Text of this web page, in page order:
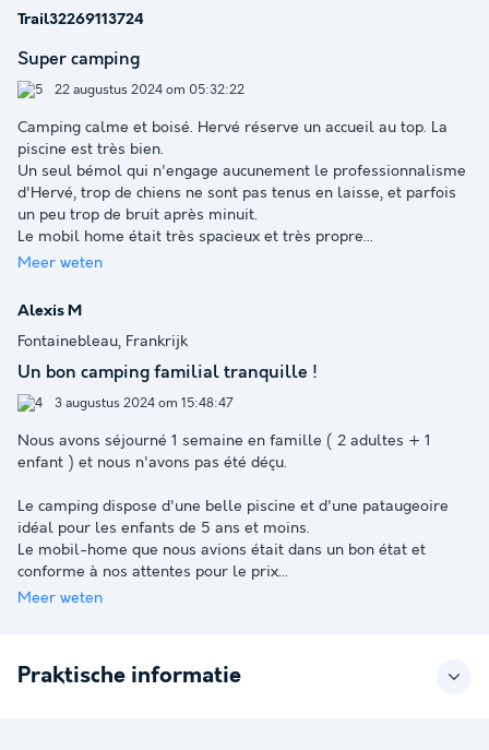
Trail32269113724
Super camping
22 augustus 2024 om 05:32:22
Camping calme et boisé. Hervé réserve un accueil au top. La
piscine est très bien.
Un seul bémol qui n'engage aucunement le professionnalisme
d'Hervé, trop de chiens ne sont pas tenus en laisse, et parfois
un peu trop de bruit après minuit.
Le mobil home était très spacieux et très propre...
Meer weten
Alexis M
Fontainebleau, Frankrijk
Un bon camping familial tranquille !
3 augustus 2024 om 15:48:47
Nous avons séjourné 1 semaine en famille ( 2 adultes + 1
enfant ) et nous n'avons pas été déçu.
Le camping dispose d'une belle piscine et d'une pataugeoire
idéal pour les enfants de 5 ans et moins.
Le mobil-home que nous avions était dans un bon état et
conforme à nos attentes pour le prix...
Meer weten
Praktische informatie